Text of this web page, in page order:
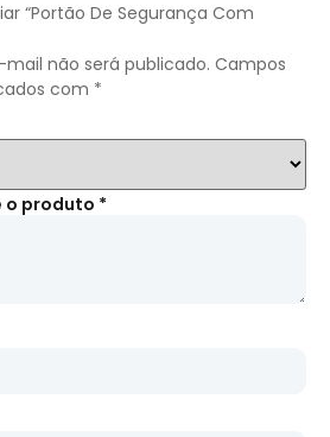
“Portão De Segurança Com
não será publicado. Campos
com *
o produto *